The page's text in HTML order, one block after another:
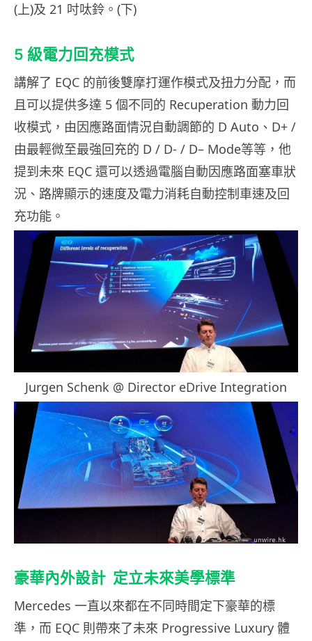
(上)及 21 吋呔鈴。(下)
5 級電力回充模式
講解了 EQC 的前後雙摩打運作模式及扭力分配，而
且可以提供多達 5 個不同的 Recuperation 動力回
收模式，由因應路面情況自動調節的 D Auto、D+ /
由最輕微至最強回充的 D / D- / D– Mode等等，他
提到未來 EQC 還可以透過電腦自動因應路面塞車狀
況、路牌顯示的速度及電力消耗自動控制車速及回
充功能。
Jurgen Schenk @ Director eDrive Integration
豪華內外設計 定立未來美學標準
Mercedes 一直以來都在不同時間定下豪華的標
準，而 EQC 則帶來了未來 Progressive Luxury 體